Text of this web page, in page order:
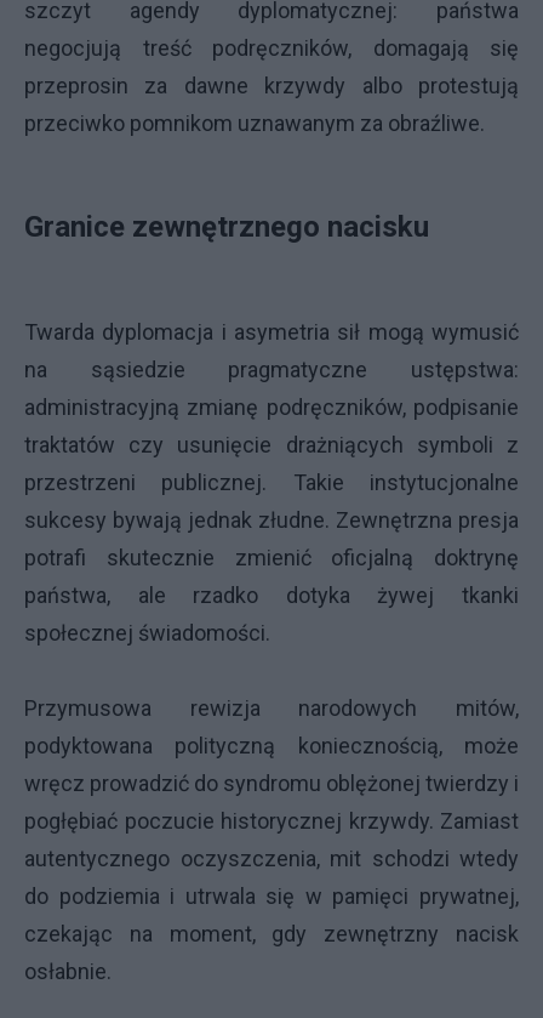
szczyt agendy dyplomatycznej: państwa
negocjują treść podręczników, domagają się
przeprosin za dawne krzywdy albo protestują
przeciwko pomnikom uznawanym za obraźliwe.
Granice zewnętrznego nacisku
Twarda dyplomacja i asymetria sił mogą wymusić
na sąsiedzie pragmatyczne ustępstwa:
administracyjną zmianę podręczników, podpisanie
traktatów czy usunięcie drażniących symboli z
przestrzeni publicznej. Takie instytucjonalne
sukcesy bywają jednak złudne. Zewnętrzna presja
potrafi skutecznie zmienić oficjalną doktrynę
państwa, ale rzadko dotyka żywej tkanki
społecznej świadomości.
Przymusowa rewizja narodowych mitów,
podyktowana polityczną koniecznością, może
wręcz prowadzić do syndromu oblężonej twierdzy i
pogłębiać poczucie historycznej krzywdy. Zamiast
autentycznego oczyszczenia, mit schodzi wtedy
do podziemia i utrwala się w pamięci prywatnej,
czekając na moment, gdy zewnętrzny nacisk
osłabnie.